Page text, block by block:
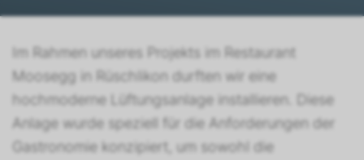
Im Rahmen unseres Projekts im Restaurant
Moosegg in Rüschlikon durften wir eine
hochmoderne Lüftungsanlage installieren. Diese
Anlage wurde speziell für die Anforderungen der
Gastronomie konzipiert, um sowohl die